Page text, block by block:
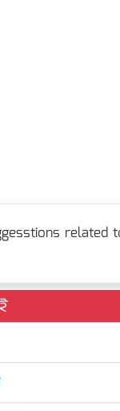
related